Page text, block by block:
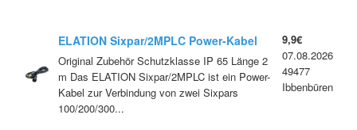
ELATION Sixpar/2MPLC Power-Kabel
male/female Neuware/Restposten
Original Zubehör Schutzklasse IP 65 Länge 2
m Das ELATION Sixpar/2MPLC ist ein Power-
Kabel zur Verbindung von zwei Sixpars
100/200/300...
9,9€
07.08.2026
49477
Ibbenbüren